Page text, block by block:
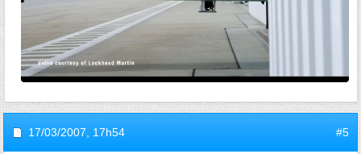
17/03/2007, 17h54 #5